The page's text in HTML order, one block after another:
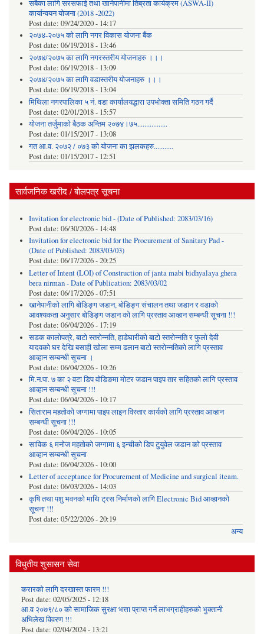
सबैका लागि सरसफाई तथा खानेपानीमा तिब्रता कार्यक्रम (ASWA-II)
कार्यान्वयन योजना (2018 -2022)
Post date: 09/24/2020 - 14:17
२०७४-२०७५ को लागि नगर विकास योजना बैंक
Post date: 06/19/2018 - 13:46
२०७४/२०७५ का लागि नगरस्तरीय योजनाहरु ।।।
Post date: 06/19/2018 - 13:09
२०७४/२०७५ का लागि वडास्तरीय योजनाहरु ।।।
Post date: 06/19/2018 - 13:04
मिथिला नगरपालिका ५ नं. वडा कार्यालयद्धारा उपभोक्ता समिति गठन गर्दै
Post date: 02/01/2018 - 15:57
याेजना तर्जुमाकाे बैठक अन्तिम २०७४।७५.................
Post date: 01/15/2017 - 13:08
गत आ.व. २०७२ / ०७३ को योजना का झलकहरु...........
Post date: 01/15/2017 - 12:51
सार्वजनिक खरीद / बोलपत्र सूचना
Invitation for electronic bid - (Date of Published: 2083/03/16)
Post date: 06/30/2026 - 14:48
Invitation for electronic bid for the Procurement of Sanitary Pad -
(Date of Published: 2083/03/03)
Post date: 06/17/2026 - 20:25
Letter of Intent (LOI) of Construction of janta mabi bidhyalaya ghera
bera nirman - Date of Publication: 2083/03/02
Post date: 06/17/2026 - 07:51
खानेपानीको लागि बोडिङ्ग जडान, बोडिङ्ग संचालन तथा जडान र वडाको
आवश्यकता अनुसार बोडिङ्ग जडान को लागि प्रस्ताव आव्हान सम्बन्धी सूचना !!!
Post date: 06/04/2026 - 17:19
सडक कालोपत्रे, बाटो स्तरोन्नति, हाडेघारीको बाटो स्तरोन्नति र फुलो देवी
यादवको घर देखि बसाही खोला सम्म ढलान बाटो स्तरोन्नतिको लागि प्रस्ताव
आव्हान सम्बन्धी सूचना ।
Post date: 06/04/2026 - 10:26
मि.न.पा. ७ का २ वटा डिप वोडिङमा मोटर जडान पाइप तार सहितको लागि प्रस्ताव
आव्हान सम्बन्धी सूचना !!!
Post date: 06/04/2026 - 10:17
सिताराम महतोको जग्गामा पाइप लाइन विस्तार कार्यको लागि प्रस्ताव आव्हान
सम्बन्धी सूचना !!!
Post date: 06/04/2026 - 10:05
साविक ६ मनोज महतोको जग्गामा ६ इन्चीको डिप टुयुवेल जडान को प्रस्ताव
आव्हान सम्बन्धी सूचना
Post date: 06/04/2026 - 10:00
Letter of acceptance for Procurement of Medicine and surgical iteam.
Post date: 06/03/2026 - 14:03
कृषि तथा पशु भवनको माथि ट्रस निर्माणको लागि Electronic Bid आव्हानको
सूचना !!!
Post date: 05/22/2026 - 20:19
अन्य
विधुतीय शुसासन सेवा
करारको लागि दरखास्त फारम !!!
Post date: 02/05/2025 - 12:18
आ.व २०७९/८० को सामाजिक सुरक्षा भत्ता प्राप्त गर्ने लाभग्राहीहरुको भुक्तानी
अभिलेख विवरण !!!
Post date: 02/04/2024 - 13:21